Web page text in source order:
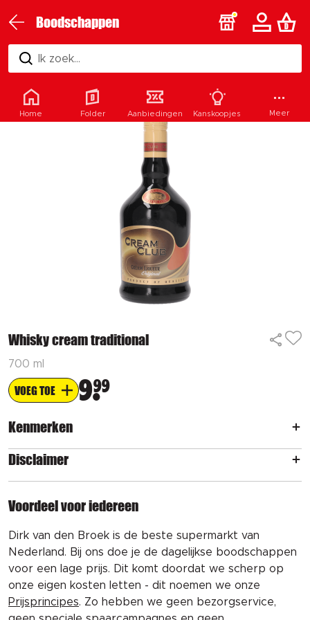
Boodschappen
Ik zoek...
Whisky cream traditional
700 ml
VOEG TOE 999
Kenmerken
Disclaimer
Voordeel voor iedereen
Dirk van den Broek is de beste supermarkt van
Nederland. Bij ons doe je de dagelijkse boodschappen
voor een lage prijs. Dit komt doordat we scherp op
onze eigen kosten letten - dit noemen we onze
Prijsprincipes. Zo hebben we geen bezorgservice,
Home Folder Aanbiedingen Kanskoopjes Meer